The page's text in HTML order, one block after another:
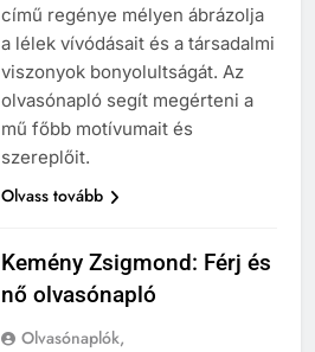
című regénye mélyen ábrázolja
a lélek vívódásait és a társadalmi
viszonyok bonyolultságát. Az
olvasónapló segít megérteni a
mű főbb motívumait és
szereplőit.
Olvass tovább
Kemény Zsigmond: Férj és
nő olvasónapló
Olvasónaplók,